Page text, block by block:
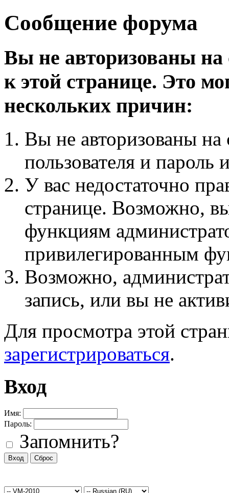
Сообщение форума
Вы не авторизованы на
к этой странице. Это
нескольких причин:
Вы не авторизованы на
пользователя и пароль
У вас недостаточно
странице. Возможно,
функциям
привилегированным
Возможно,
запись, или вы не
Для просмотра этой
зарегистрироваться.
Вход
Имя:
Пароль:
Запомнить?